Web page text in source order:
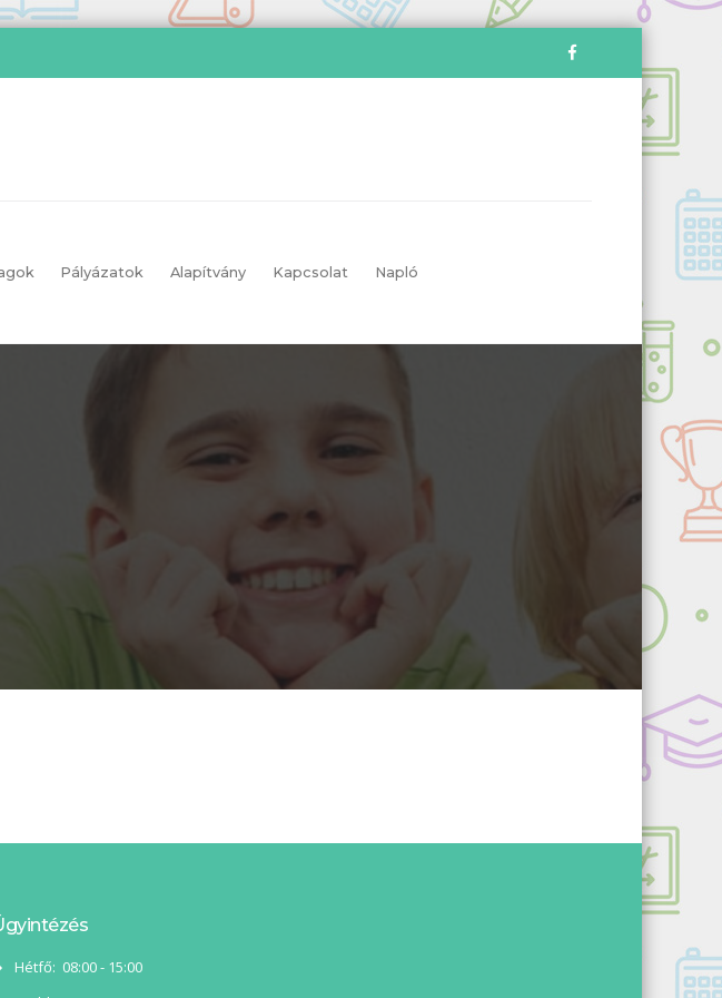
Pályázatok Alapítvány Kapcsolat Napló
Hétfő: 08:00 - 15:00